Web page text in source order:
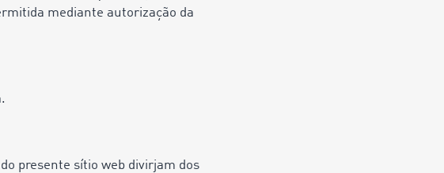
mediante autorização da
presente sítio web divirjam dos